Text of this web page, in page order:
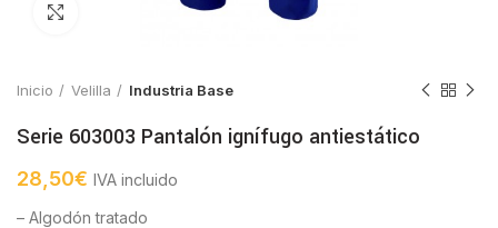
Click to enlarge
Inicio Velilla Industria Base
Serie 603003 Pantalón ignífugo antiestático
28,50€ IVA incluido
– Algodón tratado